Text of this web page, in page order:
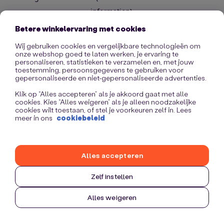
information).
Betere winkelervaring met cookies
Wij gebruiken cookies en vergelijkbare technologieën om
onze webshop goed te laten werken, je ervaring te
personaliseren, statistieken te verzamelen en, met jouw
toestemming, persoonsgegevens te gebruiken voor
gepersonaliseerde en niet-gepersonaliseerde advertenties.
Klik op “Alles accepteren” als je akkoord gaat met alle
cookies. Kies “Alles weigeren” als je alleen noodzakelijke
cookies wilt toestaan, of stel je voorkeuren zelf in. Lees
meer in ons cookiebeleid
Zelf instellen
Alles weigeren
Alles accepteren